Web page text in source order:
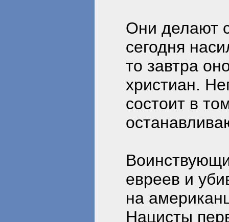
Они делают
сегодня
то завтра
христиан.
состоит в
евреев и
на
Нацисты